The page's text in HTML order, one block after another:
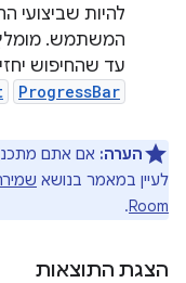
להיות שביצועי
המשתמש. מומלץ
עד שהחיפוש
ProgressBar
הערה: אם אתם
לעיין במאמר בנושא
Room
.
הצגת התוצאות